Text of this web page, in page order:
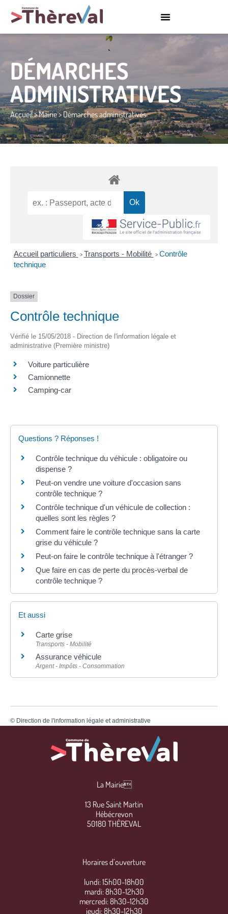
DÉMARCHES
ADMINISTRATIVES
Accueil>Mairie>Démarches administratives
Accueil particuliers > Transports - Mobilité > Contrôle
technique
Dossier
Contrôle technique
Vérifié le 15/05/2018 - Direction de l'information légale et
administrative (Première ministre)
Voiture particulière
Camionnette
Camping-car
Questions ? Réponses !
Contrôle technique du véhicule : obligatoire ou
dispense ?
Peut-on vendre une voiture d'occasion sans
contrôle technique ?
Contrôle technique d'un véhicule de collection :
quelles sont les règles ?
Comment faire le contrôle technique sans la carte
grise du véhicule ?
Peut-on faire le contrôle technique à l'étranger ?
Que faire en cas de perte du procès-verbal de
contrôle technique ?
Et aussi
Carte grise
Transports - Mobilité
Assurance véhicule
Argent - Impôts - Consommation
© Direction de l'information légale et administrative
La Mairie
13 Rue Saint Martin
Hébécrevon
50180 THÈREVAL
Horaires d’ouverture
lundi: 15h00-18h00
mardi: 8h30-12h30
mercredi: 8h30-12h30
jeudi: 8h30-12h30